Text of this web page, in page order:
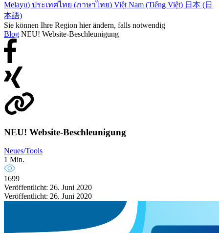
Melayu) ประเทศไทย (ภาษาไทย) Việt Nam (Tiếng Việt) 日本 (日
本語)
Sie können Ihre Region hier ändern, falls notwendig
Blog NEU! Website-Beschleunigung
NEU! Website-Beschleunigung
Neues/Tools
1 Min.
1699
Veröffentlicht: 26. Juni 2020
Veröffentlicht: 26. Juni 2020